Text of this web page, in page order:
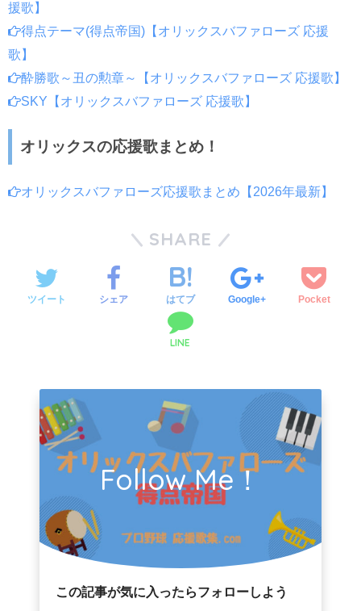
援歌】
得点テーマ(得点帝国)【オリックスバファローズ 応援
歌】
酔勝歌～丑の勲章～【オリックスバファローズ 応援歌】
SKY【オリックスバファローズ 応援歌】
オリックスの応援歌まとめ！
オリックスバファローズ応援歌まとめ【2026年最新】
SHARE
ツイート シェア はてブ Google+ Pocket
LINE
Follow Me！
この記事が気に入ったらフォローしよう